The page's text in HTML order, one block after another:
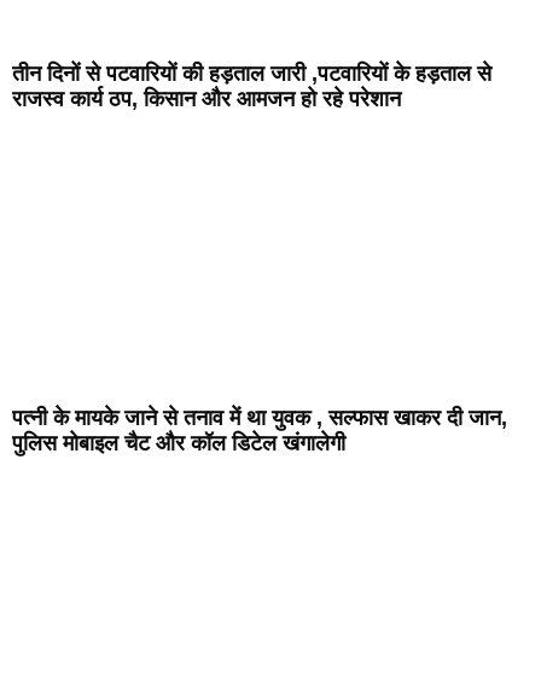
तीन दिनों से पटवारियों की हड़ताल जारी ,पटवारियों के हड़ताल से
राजस्व कार्य ठप, किसान और आमजन हो रहे परेशान
पत्नी के मायके जाने से तनाव में था युवक , सल्फास खाकर दी जान,
पुलिस मोबाइल चैट और कॉल डिटेल खंगालेगी